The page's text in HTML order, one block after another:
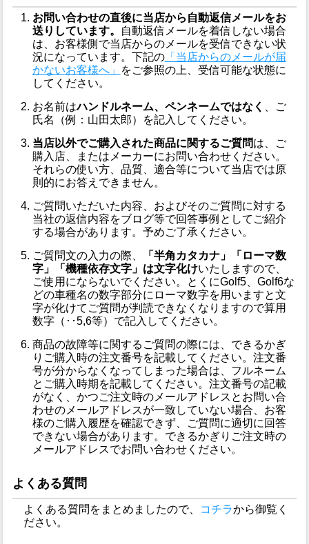
お問い合わせの直後に当店から自動返信メールをお
送りしています。
自動返信メールを着信しない場合
は、お客様側で当店からのメールを受信できない状
況になっています。下記の「当店からのメールが届
かないお客様へ」
をご参照の上、受信可能な状態に
してください。
お名前はハンドルネーム、ペンネームではなく
、ご
氏名（例：山田太郎）を記入してください。
当店以外でご購入された商品に関するご質問は、ご
購入店、またはメーカーにお問い合わせください。
それらの使い方、品質、適合等について当店では原
則的にお答えできません。
ご質問いただいた内容、およびそのご質問に対する
当社の返信内容をブログ等で回答事例としてご紹介
する場合があります。予めご了承ください。
ご質問文の入力の際、
「半角カタカナ」「ローマ数
字」「機種依存文字」は文字化けいたしますので、
ご使用にならないでください。とくにGolf5、Golf6な
どの車種名の数字部分にローマ数字を用いますと文
字が化けてご質問が判読できなくなりますので算用
数字（･･5,6等）で記入してください。
商品の故障等に関するご質問の際には、できるかぎ
りご購入時の注文番号を記載してください。注文番
号が分からなくなってしまった場合は、フルネーム
とご購入時期を記載してください。注文番号の記載
がなく、かつご注文時のメールアドレスとお問い合
わせのメールアドレスが一致していない場合、お客
様のご購入履歴を確認できず、ご質問に適切に回答
できない場合があります。できるかぎりご注文時の
メールアドレスでお問い合わせください。
よくある質問
よくある質問をまとめましたので、 コチラから御覧く
ださい。